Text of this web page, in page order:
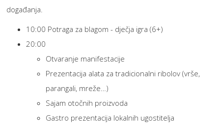
događanja.
10:00 Potraga za blagom - dječja igra (6+)
20:00
Otvaranje manifestacije
Prezentacija alata za tradicionalni ribolov (vrše,
parangali, mreže…)
Sajam otočnih proizvoda
Gastro prezentacija lokalnih ugostitelja